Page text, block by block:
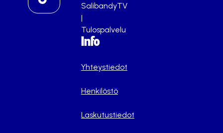
SalibandyTV
|
Tulospalvelu
Info
Yhteystiedot
Henkilöstö
Laskutustiedot